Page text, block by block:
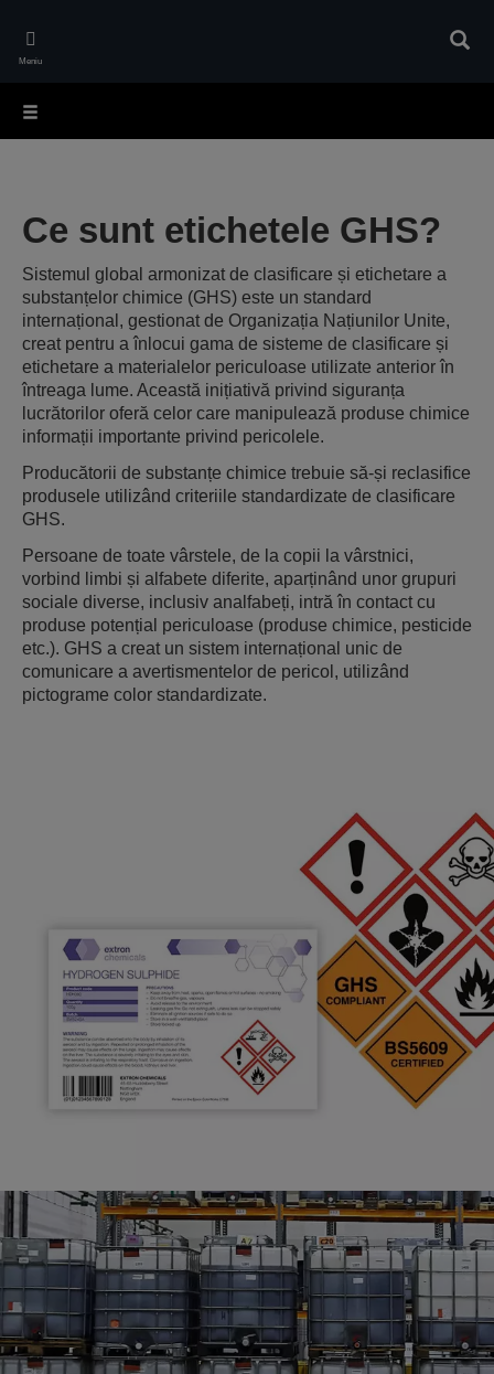
main
Meniu
Ce sunt etichetele GHS?
Sistemul global armonizat de clasificare și etichetare a
substanțelor chimice (GHS) este un standard
internațional, gestionat de Organizația Națiunilor Unite,
creat pentru a înlocui gama de sisteme de clasificare și
etichetare a materialelor periculoase utilizate anterior în
întreaga lume. Această inițiativă privind siguranța
lucrătorilor oferă celor care manipulează produse chimice
informații importante privind pericolele.
Producătorii de substanțe chimice trebuie să-și reclasifice
produsele utilizând criteriile standardizate de clasificare
GHS.
Persoane de toate vârstele, de la copii la vârstnici,
vorbind limbi și alfabete diferite, aparținând unor grupuri
sociale diverse, inclusiv analfabeți, intră în contact cu
produse potențial periculoase (produse chimice, pesticide
etc.). GHS a creat un sistem internațional unic de
comunicare a avertismentelor de pericol, utilizând
pictograme color standardizate.